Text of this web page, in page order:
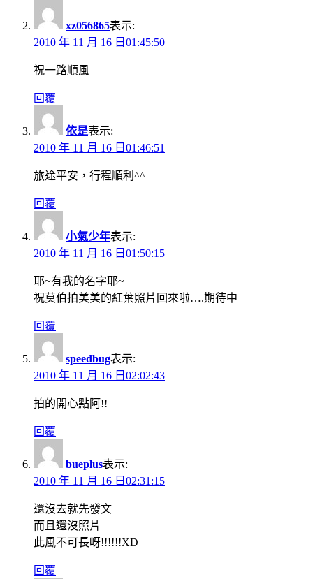
xz056865表示:
2010 年 11 月 16 日01:45:50
祝一路順風
回覆
依是表示:
2010 年 11 月 16 日01:46:51
旅途平安，行程順利^^
回覆
小氣少年表示:
2010 年 11 月 16 日01:50:15
耶~有我的名字耶~
祝莫伯拍美美的紅葉照片回來啦….期待中
回覆
speedbug表示:
2010 年 11 月 16 日02:02:43
拍的開心點阿!!
回覆
bueplus表示:
2010 年 11 月 16 日02:31:15
還沒去就先發文
而且還沒照片
此風不可長呀!!!!!!XD
回覆